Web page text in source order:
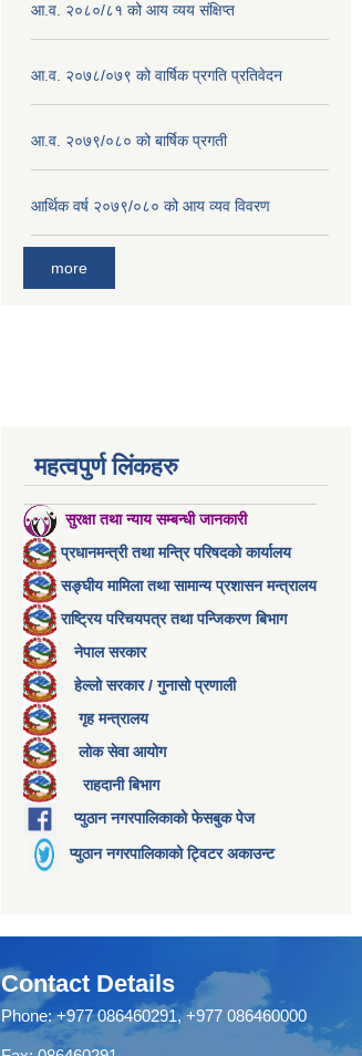
आ.व. २०८०/८१ को आय व्यय संक्षिप्त
आ.व. २०७८/०७९ को वार्षिक प्रगति प्रतिवेदन
आ.व. २०७९/०८० को बार्षिक प्रगती
आर्थिक वर्ष २०७९/०८० को आय व्यव विवरण
more
महत्वपुर्ण लिंकहरु
सुरक्षा तथा न्याय सम्बन्धी जानकारी
प्रधानमन्त्री तथा मन्त्रि परिषदको कार्यालय
सङ्घीय मामिला तथा सामान्य प्रशासन मन्त्रालय
राष्ट्रिय परिचयपत्र तथा पन्जिकरण बिभाग
नेपाल सरकार
हेल्लो सरकार / गुनासो प्रणाली
गृह मन्त्रालय
लोक सेवा आयोग
राहदानी बिभाग
प्युठान नगरपालिकाको फेसबुक पेज
प्युठान नगरपालिकाको ट्विटर अकाउन्ट
Contact Details
Phone: +977 086460291, +977 086460000